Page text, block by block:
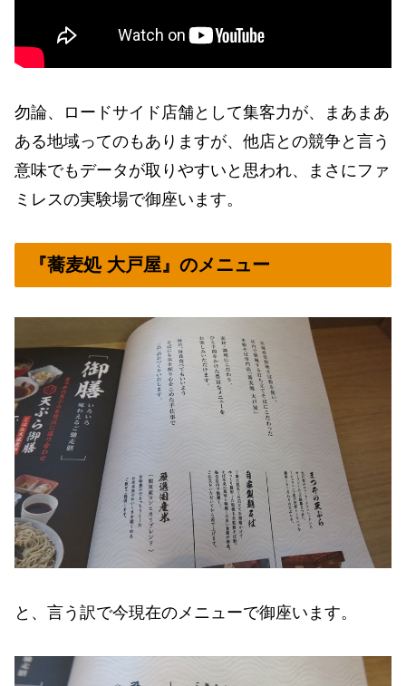
勿論、ロードサイド店舗として集客力が、まあまあ
ある地域ってのもありますが、他店との競争と言う
意味でもデータが取りやすいと思われ、まさにファ
ミレスの実験場で御座います。
『蕎麦処 大戸屋』のメニュー
と、言う訳で今現在のメニューで御座います。